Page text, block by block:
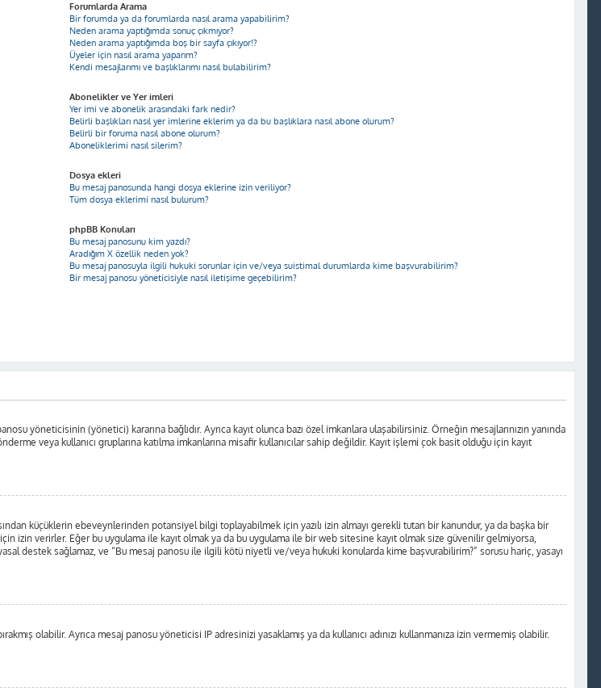
Forumlarda Arama
Bir forumda ya da forumlarda nasıl arama yapabilirim?
Neden arama yaptığımda sonuç çıkmıyor?
Neden arama yaptığımda boş bir sayfa çıkıyor!?
Üyeler için nasıl arama yaparım?
Kendi mesajlarımı ve başlıklarımı nasıl bulabilirim?
Abonelikler ve Yer imleri
Yer imi ve abonelik arasındaki fark nedir?
Belirli başlıkları nasıl yer imlerine eklerim ya da bu başlıklara nasıl abone olurum?
Belirli bir foruma nasıl abone olurum?
Aboneliklerimi nasıl silerim?
Dosya ekleri
Bu mesaj panosunda hangi dosya eklerine izin veriliyor?
Tüm dosya eklerimi nasıl bulurum?
phpBB Konuları
Bu mesaj panosunu kim yazdı?
Aradığım X özellik neden yok?
Bu mesaj panosuyla ilgili hukuki sorunlar için ve/veya suistimal durumlarda kime başvurabilirim?
Bir mesaj panosu yöneticisiyle nasıl iletişime geçebilirim?
yöneticisinin (yönetici) kararına bağlıdır. Ayrıca kayıt olunca bazı özel imkanlara ulaşabilirsiniz. Örneğin mesajlarınızın yanında
veya kullanıcı gruplarına katılma imkanlarına misafir kullanıcılar sahip değildir. Kayıt işlemi çok basit olduğu için kayıt
küçüklerin ebeveynlerinden potansiyel bilgi toplayabilmek için yazılı izin almayı gerekli tutan bir kanundur, ya da başka bir
izin verirler. Eğer bu uygulama ile kayıt olmak ya da bu uygulama ile bir web sitesine kayıt olmak size güvenilir gelmiyorsa,
destek sağlamaz, ve “Bu mesaj panosu ile ilgili kötü niyetli ve/veya hukuki konularda kime başvurabilirim?” sorusu hariç, yasayı
olabilir. Ayrıca mesaj panosu yöneticisi IP adresinizi yasaklamış ya da kullanıcı adınızı kullanmanıza izin vermemiş olabilir.